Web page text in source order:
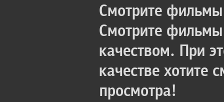
Смотрите
Смотрите
качеством. При
качестве хотите
просмотра!